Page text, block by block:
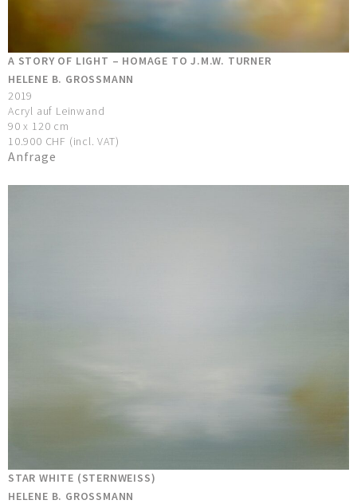
A STORY OF LIGHT – HOMAGE TO J.M.W. TURNER
HELENE B. GROSSMANN
2019
Acryl auf Leinwand
90 x 120 cm
10.900 CHF (incl. VAT)
Anfrage
STAR WHITE (STERNWEISS)
HELENE B. GROSSMANN